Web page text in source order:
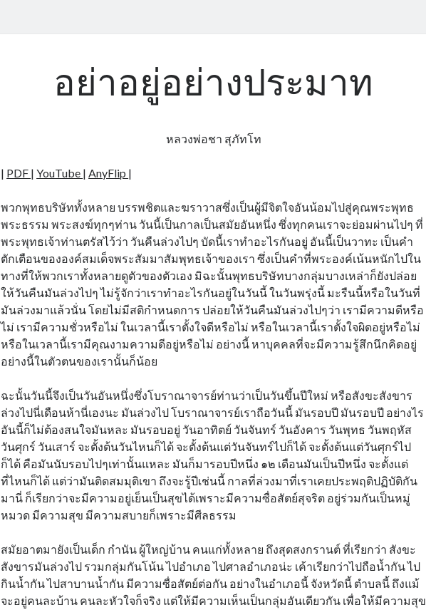
อย่าอยู่อย่างประมาท
หลวงพ่อชา สุภัทโท
| PDF |YouTube |AnyFlip |
พวกพุทธบริษัททั้งหลาย บรรพชิตและฆราวาสซึ่งเป็นผู้มีจิตใจอันน้อมไปสู่คุณพระพุทธ
พระธรรม พระสงฆ์ทุกๆท่าน วันนี้เป็นกาลเป็นสมัยอันหนึ่ง ซึ่งทุกคนเราจะย่อมผ่านไปๆ ที่
พระพุทธเจ้าท่านตรัสไว้ว่า วันคืนล่วงไปๆ บัดนี้เราทำอะไรกันอยู่ อันนี้เป็นวาทะ เป็นคำ
ตักเตือนขององค์สมเด็จพระสัมมาสัมพุทธเจ้าของเรา ซึ่งเป็นคำที่พระองค์เน้นหนักไปใน
ทางที่ให้พวกเราทั้งหลายดูตัวของตัวเอง มิฉะนั้นพุทธบริษัทบางกลุ่มบางเหล่าก็ยังปล่อย
ให้วันคืนมันล่วงไปๆ ไม่รู้จักว่าเราทำอะไรกันอยู่ในวันนี้ ในวันพรุ่งนี้ มะรืนนี้หรือในวันที่
มันล่วงมาแล้วนั่น โดยไม่มีสติกำหนดการ ปล่อยให้วันคืนมันล่วงไปๆว่า เรามีความดีหรือ
ไม่ เรามีความชั่วหรือไม่ ในเวลานี้เราตั้งใจดีหรือไม่ หรือในเวลานี้เราตั้งใจผิดอยู่หรือไม่
หรือในเวลานี้เรามีคุณงามความดีอยู่หรือไม่ อย่างนี้ หาบุคคลที่จะมีความรู้สึกนึกคิดอยู่
อย่างนี้ในตัวตนของเรานั้นก็น้อย
ฉะนั้นวันนี้จึงเป็นวันอันหนึ่งซึ่งโบราณาจารย์ท่านว่าเป็นวันขึ้นปีใหม่ หรือสังขะสังขาร
ล่วงไปนี่เดือนห้านี่เองนะ มันล่วงไป โบราณาจารย์เราถือวันนี้ มันรอบปี มันรอบปี อย่างไร
อันนี้ก็ไม่ต้องสนใจมันหละ มันรอบอยู่ วันอาทิตย์ วันจันทร์ วันอังคาร วันพุทธ วันพฤหัส
วันศุกร์ วันเสาร์ จะตั้งต้นวันไหนก็ได้ จะตั้งต้นแต่วันจันทร์ไปก็ได้ จะตั้งต้นแต่วันศุกร์ไป
ก็ได้ คือมันนับรอบไปๆเท่านั้นแหละ มันก็มารอบปีหนึ่ง ๑๒ เดือนมันเป็นปีหนึ่ง จะตั้งแต่
ที่ไหนก็ได้ แต่ว่ามันติดสมมุติเขา ถึงจะรู้ปีเช่นนี้ กาลที่ล่วงมาที่เราเคยประพฤติปฏิบัติกัน
มานี่ ก็เรียกว่าจะมีความอยู่เย็นเป็นสุขได้เพราะมีความซื่อสัตย์สุจริต อยู่ร่วมกันเป็นหมู่
หมวด มีความสุข มีความสบายก็เพราะมีศีลธรรม
สมัยอาตมายังเป็นเด็ก กำนัน ผู้ใหญ่บ้าน คนแก่ทั้งหลาย ถึงสุดสงกรานต์ ที่เรียกว่า สังขะ
สังขารมันล่วงไป รวมกลุ่มกันโน้น ไปอำเภอ ไปศาลอำเภอน่ะ เค้าเรียกว่าไปถือน้ำกัน ไป
กินน้ำกัน ไปสาบานน้ำกัน มีความซื่อสัตย์ต่อกัน อย่างในอำเภอนี้ จังหวัดนี้ ตำบลนี้ ถึงแม้
จะอยู่คนละบ้าน คนละหัวใจก็จริง แต่ให้มีความเห็นเป็นกลุ่มอันเดียวกัน เพื่อให้มีความสุข